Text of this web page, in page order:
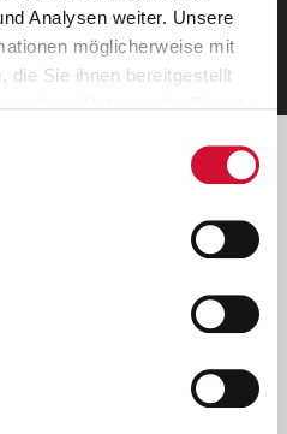
Analysen weiter. Unsere
möglicherweise mit
die Sie ihnen bereitgestellt
klicken, so stimmen
Cookies zu. Sie können
jederzeit widerrufen,
aufrufen und diese
eintragen
Bezirksverbandes Unterfranken